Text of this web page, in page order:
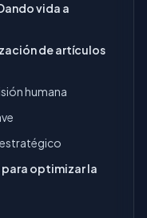
vida a
de artículos
humana
optimizar la